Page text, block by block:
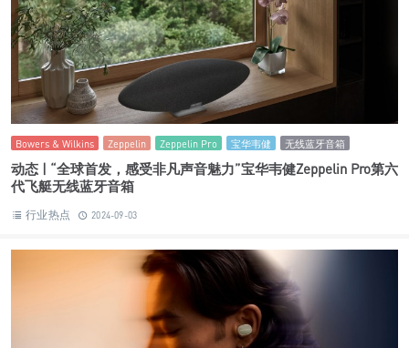
Bowers & Wilkins Zeppelin Zeppelin Pro 宝华韦健 无线蓝牙音箱
动态 | “全球首发，感受非凡声音魅力”宝华韦健Zeppelin Pro第六
代飞艇无线蓝牙音箱
行业热点 2024-09-03